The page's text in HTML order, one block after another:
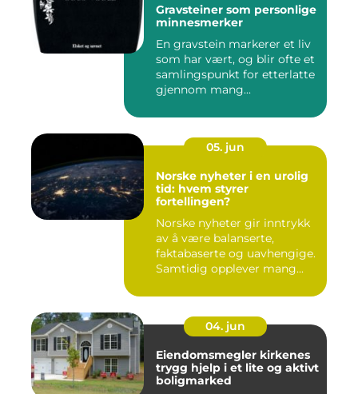
Gravsteiner som personlige
minnesmerker
En gravstein markerer et liv
som har vært, og blir ofte et
samlingspunkt for etterlatte
gjennom mang...
05. jun
Norske nyheter i en urolig
tid: hvem styrer
fortellingen?
Norske nyheter gir inntrykk
av å være balanserte,
faktabaserte og uavhengige.
Samtidig opplever mang...
04. jun
Eiendomsmegler kirkenes
trygg hjelp i et lite og aktivt
boligmarked